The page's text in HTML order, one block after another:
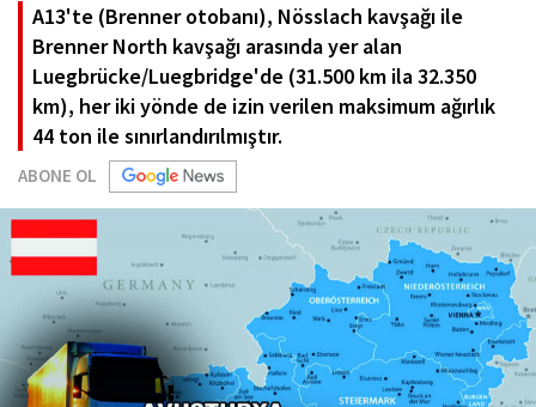
A13'te (Brenner otobanı), Nösslach kavşağı ile
Brenner North kavşağı arasında yer alan
Luegbrücke/Luegbridge'de (31.500 km ila 32.350
km), her iki yönde de izin verilen maksimum ağırlık
44 ton ile sınırlandırılmıştır.
ABONE OL